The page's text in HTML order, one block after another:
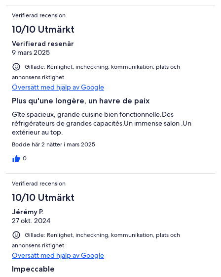
Verifierad recension
10/10 Utmärkt
Verifierad resenär
9 mars 2025
Gillade: Renlighet, incheckning, kommunikation, plats och
annonsens riktighet
Översätt med hjälp av Google
Plus qu'une longère, un havre de paix
Gîte spacieux, grande cuisine bien fonctionnelle.Des
réfrigérateurs de grandes capacités.Un immense salon .Un
extérieur au top.
Bodde här 2 nätter i mars 2025
0
Verifierad recension
10/10 Utmärkt
Jérémy P.
27 okt. 2024
Gillade: Renlighet, incheckning, kommunikation, plats och
annonsens riktighet
Översätt med hjälp av Google
Impeccable